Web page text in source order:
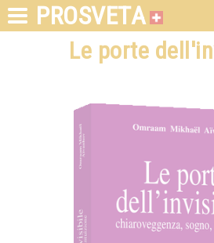
PROSVETA
Le porte